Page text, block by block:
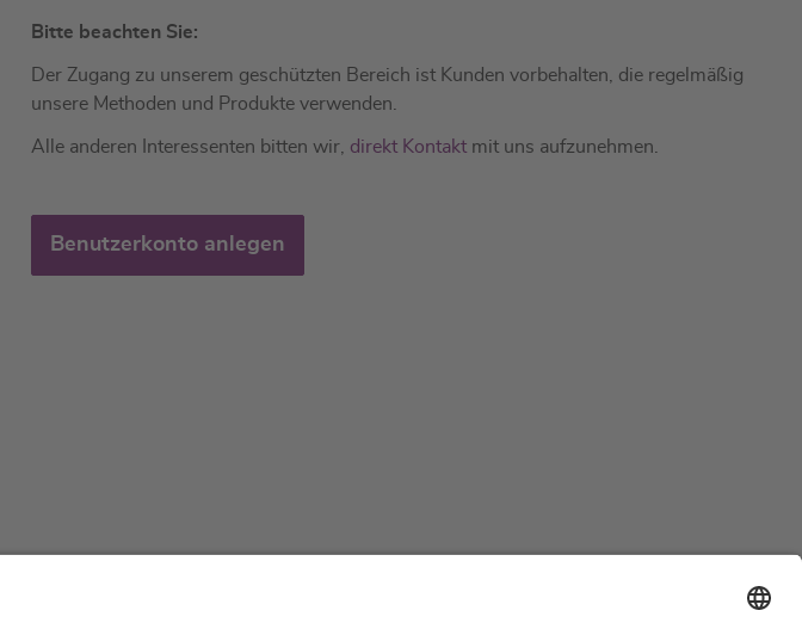
Bitte beachten Sie:
Der Zugang zu unserem geschützten Bereich ist Kunden vorbehalten, die regelmäßig
unsere Methoden und Produkte verwenden.
Alle anderen Interessenten bitten wir, direkt Kontaktmit uns aufzunehmen.
Benutzerkonto anlegen